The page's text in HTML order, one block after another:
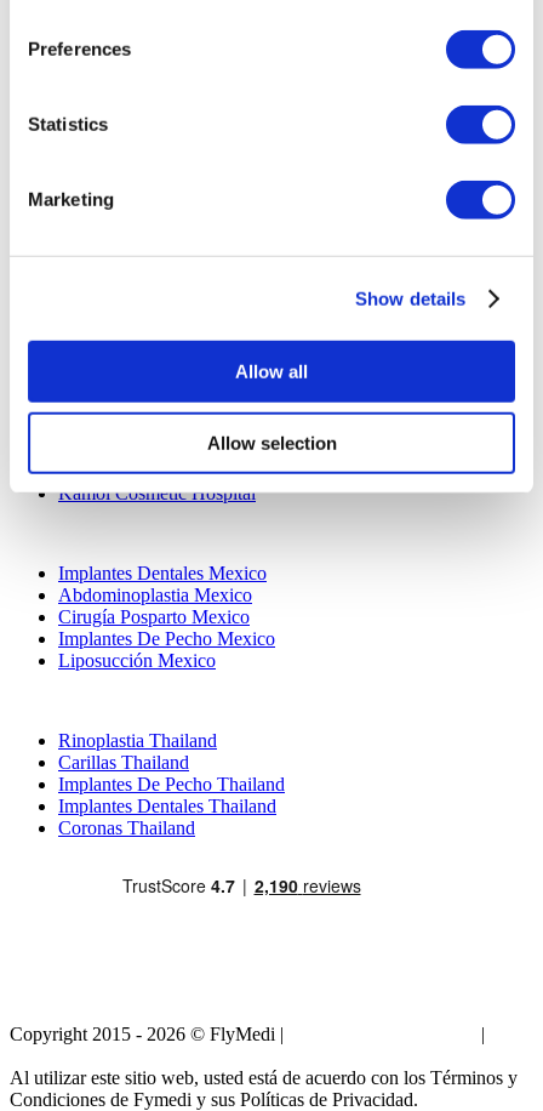
Preferences
Statistics
Marketing
Show details
Allow all
Allow selection
Cirugía Bariátrica Turquía
Trasplante Capilar Turquía
Implantes Dentales All-On-6 Turquía
Escultura Abdominal Masculina Turquía
Istanbul European Center
YeahSmile
Dr. Christian Morales Clinic
Masterpiece Hospital
Kamol Cosmetic Hospital
Implantes Dentales Mexico
Abdominoplastia Mexico
Cirugía Posparto Mexico
Implantes De Pecho Mexico
Liposucción Mexico
Rinoplastia Thailand
Carillas Thailand
Implantes De Pecho Thailand
Implantes Dentales Thailand
Coronas Thailand
Copyright 2015 - 2026 © FlyMedi |
|
Al utilizar este sitio web, usted está de acuerdo con los Términos y
Condiciones de Fymedi y sus Políticas de Privacidad.